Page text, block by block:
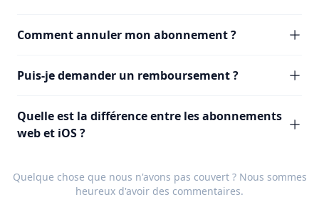
Comment annuler mon abonnement ?
Puis-je demander un remboursement ?
Quelle est la différence entre les abonnements
web et iOS ?
Quelque chose que nous n'avons pas couvert ? Nous sommes
heureux d'avoir des commentaires.